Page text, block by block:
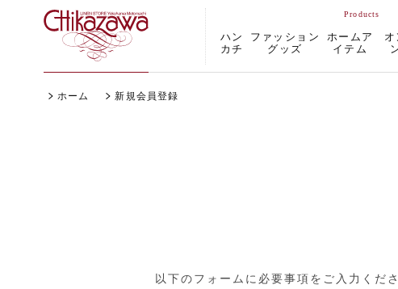
ハン
カチ
ファッション
グッズ
ホームア
イテム
オ
ホーム 新規会員登録
以下のフォームに必要事項をご入力くださ